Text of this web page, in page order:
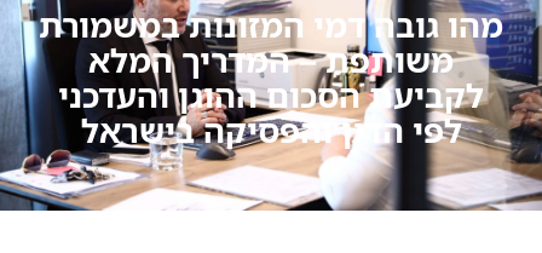
מהו גובה דמי המזונות במשמורת
משותפת – המדריך המלא
לקביעת הסכום ההוגן והעדכני
לפי הדין והפסיקה בישראל